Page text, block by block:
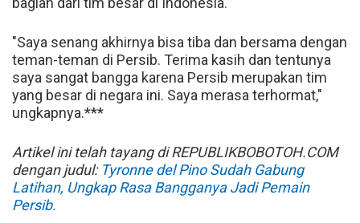
"Saya senang akhirnya bisa tiba dan bersama dengan
teman-teman di Persib. Terima kasih dan tentunya
saya sangat bangga karena Persib merupakan tim
yang besar di negara ini. Saya merasa terhormat,"
ungkapnya.***
Artikel ini telah tayang di REPUBLIKBOBOTOH.COM
dengan judul: Tyronne del Pino Sudah Gabung
Latihan, Ungkap Rasa Bangganya Jadi Pemain
Persib.